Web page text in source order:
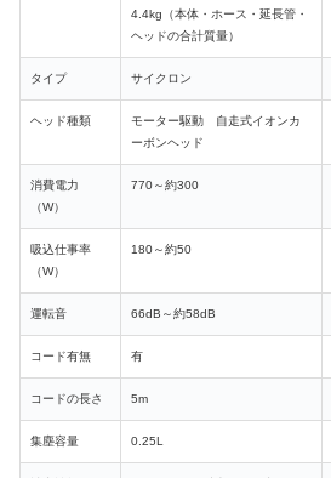
4.4kg（本体・ホース・延長管・
ヘッドの合計質量）
タイプ サイクロン
ヘッド種類
モーター駆動 自走式イオンカ
ーボンヘッド
消費電力
（W）
770～約300
吸込仕事率
（W）
180～約50
運転音 66dB ～約58dB
コード有無 有
コードの長さ 5m
集塵容量 0.25L